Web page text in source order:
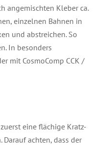
angemischten Kleber ca.
einzelnen Bahnen in
und abstreichen. So
In besonders
mit CosmoComp CCK /
eine flächige Kratz-
achten, dass der